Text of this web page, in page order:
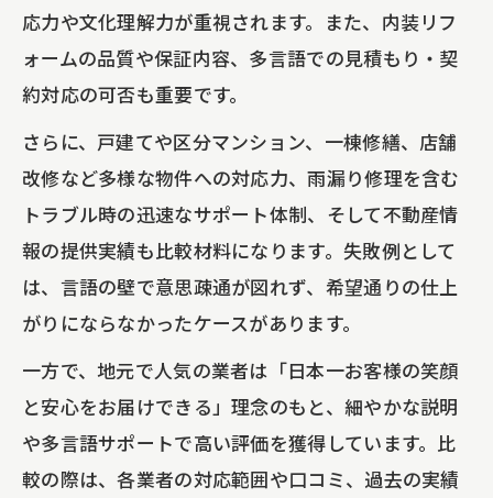
応力や文化理解力が重視されます。また、内装リフ
ォームの品質や保証内容、多言語での見積もり・契
約対応の可否も重要です。
さらに、戸建てや区分マンション、一棟修繕、店舗
改修など多様な物件への対応力、雨漏り修理を含む
トラブル時の迅速なサポート体制、そして不動産情
報の提供実績も比較材料になります。失敗例として
は、言語の壁で意思疎通が図れず、希望通りの仕上
がりにならなかったケースがあります。
一方で、地元で人気の業者は「日本一お客様の笑顔
と安心をお届けできる」理念のもと、細やかな説明
や多言語サポートで高い評価を獲得しています。比
較の際は、各業者の対応範囲や口コミ、過去の実績